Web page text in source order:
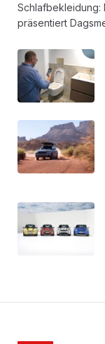
Schlafbekleidung:
präsentiert